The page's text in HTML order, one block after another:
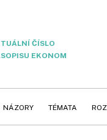
ČÍSLO
EKONOM
NÁZORY TÉMATA